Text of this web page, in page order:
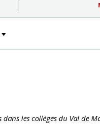
les collèges du Val de